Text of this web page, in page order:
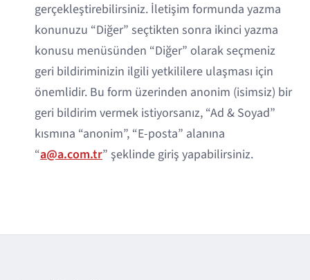
gerçekleştirebilirsiniz. İletişim formunda yazma
konunuzu “Diğer” seçtikten sonra ikinci yazma
konusu menüsünden “Diğer” olarak seçmeniz
geri bildiriminizin ilgili yetkililere ulaşması için
önemlidir. Bu form üzerinden anonim (isimsiz) bir
geri bildirim vermek istiyorsanız, “Ad & Soyad”
kısmına “anonim”, “E-posta” alanına
“a@a.com.tr” şeklinde giriş yapabilirsiniz.